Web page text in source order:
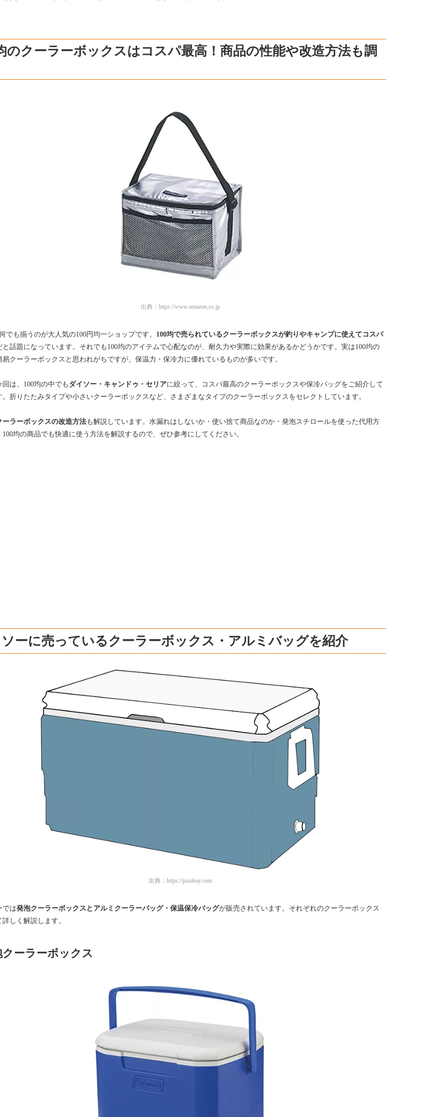
のクーラーボックスはコスパ最高！商品の性能や改造方法も調
出典： https://www.amazon.co.jp
でも揃うのが大人気の100円均一ショップです。 100均で売られているクーラーボックスが釣りやキャンプに使えてコスパ
と話題になっています。それでも100均のアイテムで心配なのが、耐久力や実際に効果があるかどうかです。実は100均の
易クーラーボックスと思われがちですが、保温力・保冷力に優れているものが多いです。
回は、100均の中でも ダイソー・キャンドゥ・セリアに絞って、コスパ最高のクーラーボックスや保冷バッグをご紹介して
。折りたたみタイプや小さいクーラーボックスなど、さまざまなタイプのクーラーボックスをセレクトしています。
ーラーボックスの改造方法も解説しています。水漏れはしないか・使い捨て商品なのか・発泡スチロールを使った代用方
100均の商品でも快適に使う方法を解説するので、ぜひ参考にしてください。
ーに売っているクーラーボックス・アルミバッグを紹介
出典： https://pixabay.com
では発泡クーラーボックスとアルミクーラーバッグ・保温保冷バッグが販売されています。それぞれのクーラーボックス
しく解説します。
クーラーボックス